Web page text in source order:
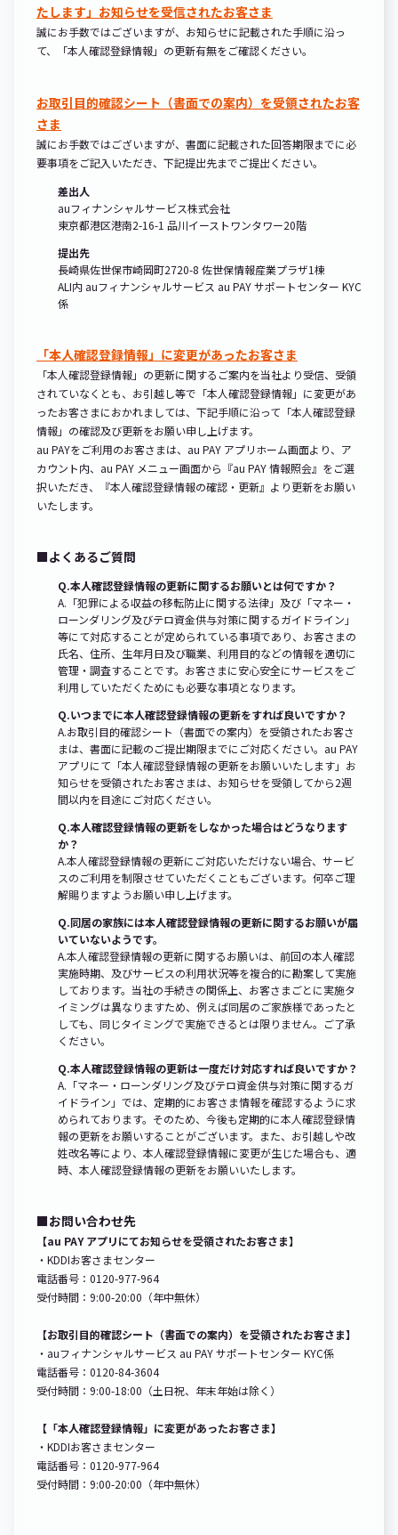
たします」お知らせを受信されたお客さま
誠にお手数ではございますが、お知らせに記載された手順に沿っ
て、「本人確認登録情報」の更新有無をご確認ください。
お取引目的確認シート（書面での案内）を受領されたお客
さま
誠にお手数ではございますが、書面に記載された回答期限までに必
要事項をご記入いただき、下記提出先までご提出ください。
差出人
auフィナンシャルサービス株式会社
東京都港区港南2-16-1 品川イーストワンタワー20階
提出先
長崎県佐世保市崎岡町2720-8 佐世保情報産業プラザ1棟
ALI内 auフィナンシャルサービス au PAY サポートセンター KYC
係
「本人確認登録情報」に変更があったお客さま
「本人確認登録情報」の更新に関するご案内を当社より受信、受領
されていなくとも、お引越し等で「本人確認登録情報」に変更があ
ったお客さまにおかれましては、下記手順に沿って「本人確認登録
情報」の確認及び更新をお願い申し上げます。
au PAYをご利用のお客さまは、au PAY アプリホーム画面より、ア
カウント内、au PAY メニュー画面から『au PAY 情報照会』をご選
択いただき、『本人確認登録情報の確認・更新』より更新をお願い
いたします。
■よくあるご質問
Q.本人確認登録情報の更新に関するお願いとは何ですか？
A.「犯罪による収益の移転防止に関する法律」及び「マネー・
ローンダリング及びテロ資金供与対策に関するガイドライン」
等にて対応することが定められている事項であり、お客さまの
氏名、住所、生年月日及び職業、利用目的などの情報を適切に
管理・調査することです。お客さまに安心安全にサービスをご
利用していただくためにも必要な事項となります。
Q.いつまでに本人確認登録情報の更新をすれば良いですか？
A.お取引目的確認シート（書面での案内）を受領されたお客さ
まは、書面に記載のご提出期限までにご対応ください。au PAY
アプリにて「本人確認登録情報の更新をお願いいたします」お
知らせを受領されたお客さまは、お知らせを受領してから2週
間以内を目途にご対応ください。
Q.本人確認登録情報の更新をしなかった場合はどうなります
か？
A.本人確認登録情報の更新にご対応いただけない場合、サービ
スのご利用を制限させていただくこともございます。何卒ご理
解賜りますようお願い申し上げます。
Q.同居の家族には本人確認登録情報の更新に関するお願いが届
いていないようです。
A.本人確認登録情報の更新に関するお願いは、前回の本人確認
実施時期、及びサービスの利用状況等を複合的に勘案して実施
しております。当社の手続きの関係上、お客さまごとに実施タ
イミングは異なりますため、例えば同居のご家族様であったと
しても、同じタイミングで実施できるとは限りません。ご了承
ください。
Q.本人確認登録情報の更新は一度だけ対応すれば良いですか？
A.「マネー・ローンダリング及びテロ資金供与対策に関するガ
イドライン」では、定期的にお客さま情報を確認するように求
められております。そのため、今後も定期的に本人確認登録情
報の更新をお願いすることがございます。また、お引越しや改
姓改名等により、本人確認登録情報に変更が生じた場合も、適
時、本人確認登録情報の更新をお願いいたします。
■お問い合わせ先
【au PAY アプリにてお知らせを受領されたお客さま】
・KDDIお客さまセンター
電話番号：0120-977-964
受付時間：9:00-20:00（年中無休）
【お取引目的確認シート（書面での案内）を受領されたお客さま】
・auフィナンシャルサービス au PAY サポートセンター KYC係
電話番号：0120-84-3604
受付時間：9:00-18:00（土日祝、年末年始は除く）
【「本人確認登録情報」に変更があったお客さま】
・KDDIお客さまセンター
電話番号：0120-977-964
受付時間：9:00-20:00（年中無休）